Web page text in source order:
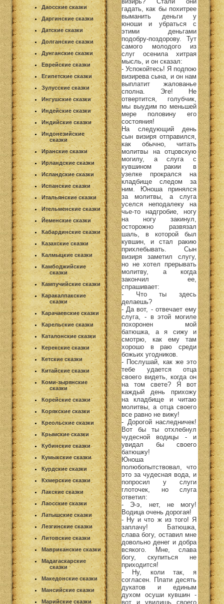
Даосские сказки
Даргинские сказки
Датские сказки
Долганские сказки
Дунганские сказки
Еврейские сказки
Египетские сказки
Зулусские сказки
Ингушские сказки
Индейские сказки
Индийские сказки
Индонезийские
сказки
Иранские сказки
Ирландские сказки
Исландские сказки
Испанские сказки
Итальянские сказки
Ительменские сказки
Йеменские сказки
Кабардинские сказки
Казахские сказки
Калмыцкие сказки
Камбоджийские
сказки
Кампучийские сказки
Каракалпакские
сказки
Карачаевские сказки
Карельские сказки
Каталонские сказки
Керекские сказки
Кетские сказки
Китайские сказки
Коми-зырянские
сказки
Корейские сказки
Корякские сказки
Креольские сказки
Крымские сказки
Кубинские сказки
Кумыкские сказки
Курдские сказки
Кхмерские сказки
Лакские сказки
Лаосские сказки
Латышские сказки
Лезгинские сказки
Литовские сказки
Мавриканские сказки
Мадагаскарские
сказки
Македонские сказки
Мансийские сказки
Марийские сказки
гадать, как бы похитрее
выманить деньги у
юноши и убраться с
этими деньгами
подобру-поздорову. Тут
самого молодого из
слуг осенила хитрая
мысль, и он сказал:
- Успокойтесь! Я подпою
визирева сына, и он нам
выплатит жалованье
сполна. Эге! Не
отвертится, голубчик,
мы выудим по меньшей
мере половину его
состояния!
На следующий день
сын визиря отправился,
как обычно, читать
молитвы на отцовскую
могилу, а слуга с
кувшином ракии в
узелке прокрался на
кладбище следом за
ним. Юноша принялся
за молитвы, а слуга
уселся неподалеку на
чье-то надгробие, ногу
на ногу закинул,
осторожно развязал
шаль, в которой был
кувшин, и стал ракию
прихлебывать. Сын
визиря заметил слугу,
но не хотел прерывать
молитву, а когда
закончил ее,
спрашивает:
- Что ты здесь
делаешь?
- Да вот, - отвечает ему
слуга, - в этой могиле
похоронен мой
батюшка, а я сижу и
смотрю, как ему там
хорошо в раю среди
божьих угодников.
- Послушай, как же это
тебе удается отца
своего видеть, когда он
на том свете? Я вот
каждый день прихожу
на кладбище и читаю
молитвы, а отца своего
все равно не вижу!
- Дорогой наследничек!
Вот бы ты отхлебнул
чудесной водицы - и
увидал бы своего
батюшку!
Юноша
полюбопытствовал, что
это за чудесная вода, и
попросил у слуги
глоточек, но слуга
ответил:
- Э-э, нет, не могу!
Водица очень дорогая!
- Ну и что ж из того! Я
заплачу! Батюшка,
слава богу, оставил мне
довольно денег и добра
всякого. Мне, слава
богу, скупиться не
приходится!
- Ну, коли так, я
согласен. Плати десять
дукатов и единым
духом осуши кувшин -
вот и увидишь своего